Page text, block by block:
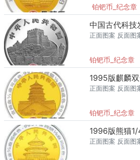
铂钯币_纪念章
正面图案 反面
铂钯币_纪念章
正面图案 反面
铂钯币_纪念章
正面图案 反面